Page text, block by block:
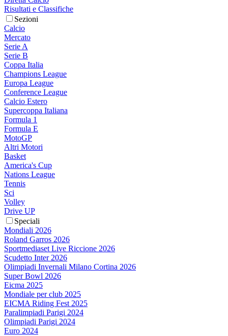
Risultati e Classifiche
Sezioni
Calcio
Mercato
Serie A
Serie B
Coppa Italia
Champions League
Europa League
Conference League
Calcio Estero
Supercoppa Italiana
Formula 1
Formula E
MotoGP
Altri Motori
Basket
America's Cup
Nations League
Tennis
Sci
Volley
Drive UP
Speciali
Mondiali 2026
Roland Garros 2026
Sportmediaset Live Riccione 2026
Scudetto Inter 2026
Olimpiadi Invernali Milano Cortina 2026
Super Bowl 2026
Eicma 2025
Mondiale per club 2025
EICMA Riding Fest 2025
Paralimpiadi Parigi 2024
Olimpiadi Parigi 2024
Euro 2024